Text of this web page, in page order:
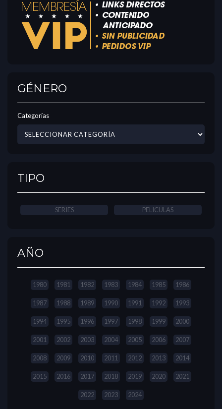
GÉNERO
Categorías
TIPO
SERIES PELICULAS
AÑO
1980 1981 1982 1983 1984 1985 1986
1987 1988 1989 1990 1991 1992 1993
1994 1995 1996 1997 1998 1999 2000
2001 2002 2003 2004 2005 2006 2007
2008 2009 2010 2011 2012 2013 2014
2015 2016 2017 2018 2019 2020 2021
2022 2023 2024